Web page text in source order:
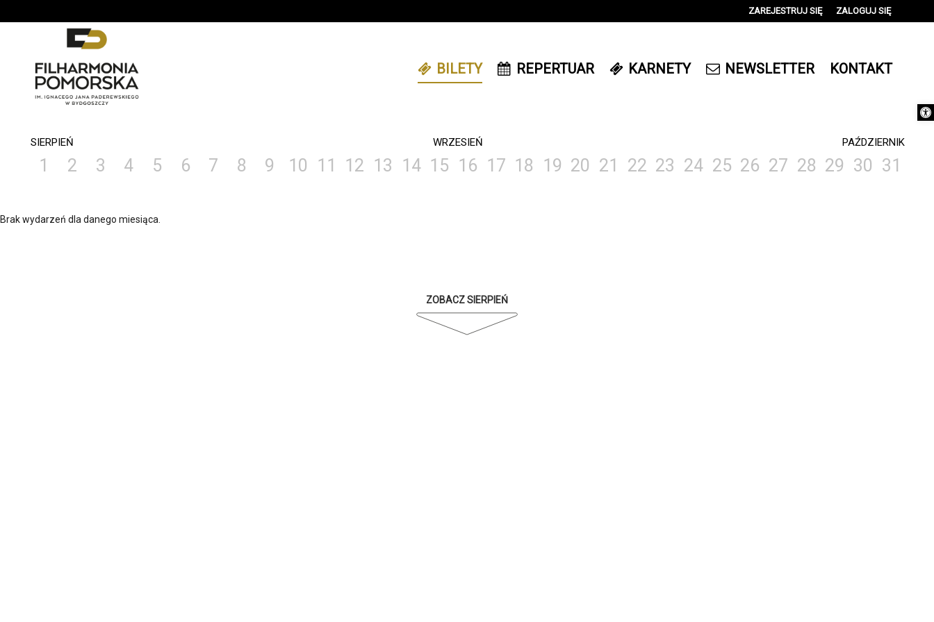
ZAREJESTRUJ SIĘ ZALOGUJ SIĘ
14
BILETY REPERTUAR KARNETY NEWSLETTER KONTAKT
SIERPIEŃ WRZESIEŃ PAŹDZIERNIK
1 2 3 4 5 6 7 8 9 10 11 12 13 14 15 16 17 18 19 20 21 22 23 24 25 26 27 28 29 30 31
Brak wydarzeń dla danego miesiąca.
ZOBACZ SIERPIEŃ